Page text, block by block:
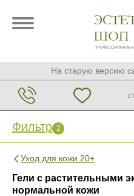
На старую версию
Фильтр 2
Уход для кожи 20+
Гели с растительными
нормальной кожи
Фильтр 2 Сброс
Бренд